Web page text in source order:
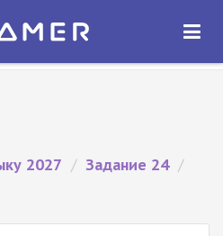
ОТКРЫТЬ
2027 / Задание 24 /